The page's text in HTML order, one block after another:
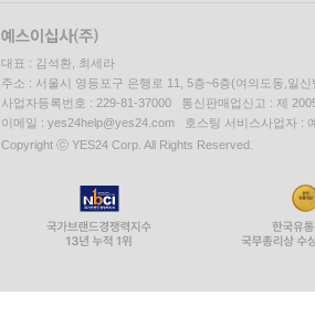
대표 : 김석환, 최세라
주소 : 서울시 영등포구 은행로 11, 5층~6층(여의도동,일신
사업자등록번호 : 229-81-37000 통신판매업신고 : 제
이메일 : yes24help@yes24.com 호스팅 서비스사업자 :
Copyright ⓒ YES24 Corp. All Rights Reserved.